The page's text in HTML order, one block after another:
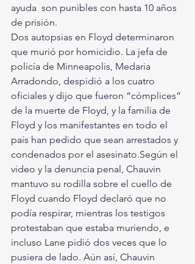
ayuda  son punibles con hasta 10 años
de prisión.
Dos autopsias en Floyd determinaron
que murió por homicidio. La jefa de
policía de Minneapolis, Medaria
Arradondo, despidió a los cuatro
oficiales y dijo que fueron “cómplices”
de la muerte de Floyd, y la familia de
Floyd y los manifestantes en todo el
país han pedido que sean arrestados y
condenados por el asesinato.Según el
video y la denuncia penal, Chauvin
mantuvo su rodilla sobre el cuello de
Floyd cuando Floyd declaró que no
podía respirar, mientras los testigos
protestaban que estaba muriendo, e
incluso Lane pidió dos veces que lo
pusiera de lado. Aún así, Chauvin